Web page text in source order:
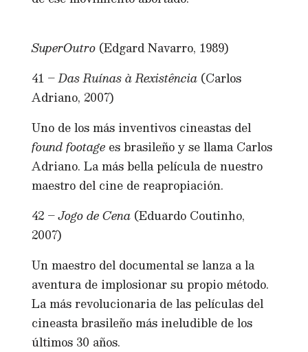
SuperOutro (Edgard Navarro, 1989)
41 –Das Ruínas à Rexistência (Carlos
Adriano, 2007)
Uno de los más inventivos cineastas del
found footage es brasileño y se llama Carlos
Adriano. La más bella película de nuestro
maestro del cine de reapropiación.
42 –Jogo de Cena (Eduardo Coutinho,
2007)
Un maestro del documental se lanza a la
aventura de implosionar su propio método.
La más revolucionaria de las películas del
cineasta brasileño más ineludible de los
últimos 30 años.